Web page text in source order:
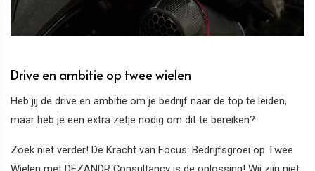
Drive en ambitie op twee wielen
Heb jij de drive en ambitie om je bedrijf naar de top te leiden,
maar heb je een extra zetje nodig om dit te bereiken?
Zoek niet verder! De Kracht van Focus: Bedrijfsgroei op Twee